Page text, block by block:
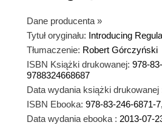
Dane producenta »
Tytuł oryginału: Introducing
Tłumaczenie: Robert Górczyński
ISBN Książki drukowanej: 978-
9788324668687
Data wydania książki drukowanej
ISBN Ebooka: 978-83-246-6871-
Data wydania ebooka : 2013-07-